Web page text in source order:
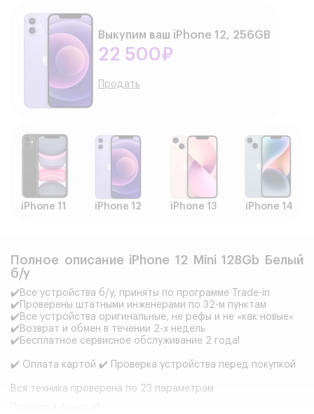
Выкупим ваш iPhone 12, 256GB
22 500₽
Продать
iPhone 11 iPhone 12 iPhone 13 iPhone 14
Полное описание iPhone 12 Mini 128Gb Белый
б/у
✔️Все устройства б/у, приняты по программе Trade-in
✔️Проверены штатными инженерами по 32-м пунктам
✔️Все устройства оригинальные, не рефы и не «как новые»
✔️Возврат и обмен в течении 2-х недель
✔️Бесплатное сервисное обслуживание 2 года!
✔️ Оплата картой ✔️ Проверка устройства перед покупкой
Вся техника проверена по 23 параметрам